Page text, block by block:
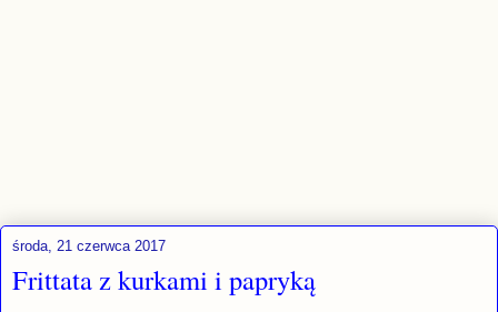
środa, 21 czerwca 2017
Frittata z kurkami i papryką